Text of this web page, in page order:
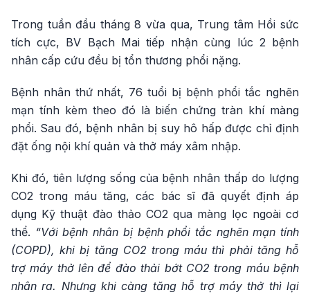
Trong tuần đầu tháng 8 vừa qua, Trung tâm Hồi sức
tích cực, BV Bạch Mai tiếp nhận cùng lúc 2 bệnh
nhân cấp cứu đều bị tổn thương phổi nặng.
Bệnh nhân thứ nhất, 76 tuổi bị bệnh phổi tắc nghẽn
mạn tính kèm theo đó là biến chứng tràn khí màng
phổi. Sau đó, bệnh nhân bị suy hô hấp được chỉ định
đặt ống nội khí quản và thở máy xâm nhập.
Khi đó, tiên lượng sống của bệnh nhân thấp do lượng
CO2 trong máu tăng, các bác sĩ đã quyết định áp
dụng Kỹ thuật đào thảo CO2 qua màng lọc ngoài cơ
thể. “Với bệnh nhân bị bệnh phổi tắc nghẽn mạn tính
(COPD), khi bị tăng CO2 trong máu thì phải tăng hỗ
trợ máy thở lên để đào thải bớt CO2 trong máu bệnh
nhân ra. Nhưng khi càng tăng hỗ trợ máy thở thì lại